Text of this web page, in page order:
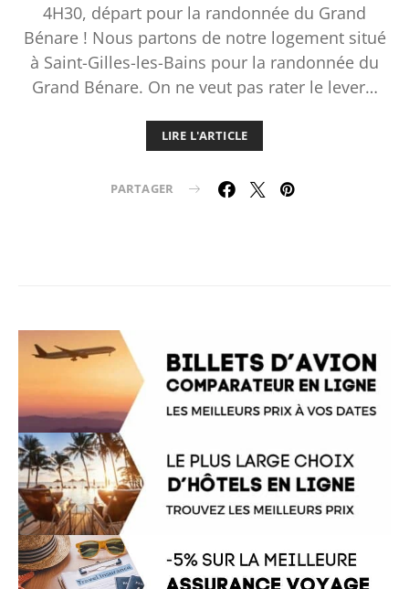
4H30, départ pour la randonnée du Grand
Bénare ! Nous partons de notre logement situé
à Saint-Gilles-les-Bains pour la randonnée du
Grand Bénare. On ne veut pas rater le lever…
LIRE L'ARTICLE
PARTAGER